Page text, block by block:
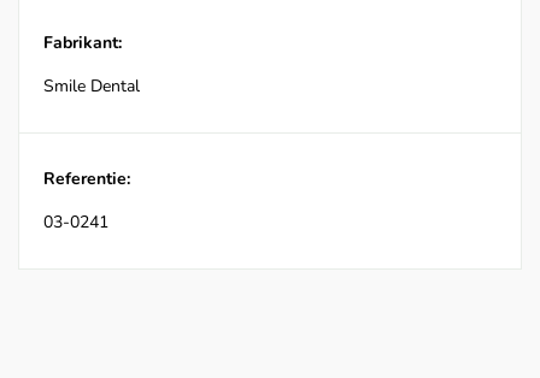
Fabrikant:
Smile Dental
Referentie:
03-0241